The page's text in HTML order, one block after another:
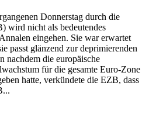
Donnerstag durch die
wird nicht als bedeutendes
eingehen. Sie war erwartet
passt glänzend zur deprimierenden
nachdem die europäische
für die gesamte Euro-Zone
hatte, verkündete die EZB, dass